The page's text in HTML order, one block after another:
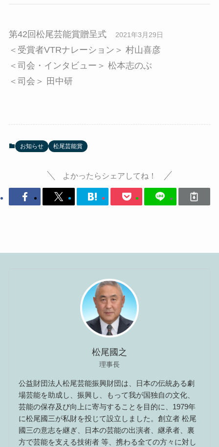
第42回松尾芸能賞贈呈式 2021年3月29日
＜受賞者VTRナレーション＞ 村山喜彦
＜司会・インタビュー＞ 松本志のぶ
＜司会＞ 田中研
お知らせ 松尾芸能賞
よかったらシェアしてね！
松尾國之
理事長
公益財団法人松尾芸能振興財団は、日本の伝統ある劇
場芸能を助成し、振興し、もって我が国独自の文化、
芸能の保存及び向上に寄与することを目的に、1979年
に松尾國三が私財を投じて設立しました。創立者 松尾
國三の意志を継ぎ、日本の芸能の出演者、継承者、裏
方で芸能を支える技術者 等、携わる全ての方々に対し